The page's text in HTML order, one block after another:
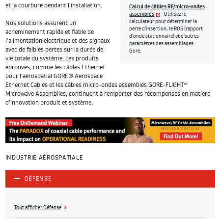
Calcul de câbles RF/micro-ondes
assemblés
- Utilisez le
calculateur pour déterminer la
perte d'insertion, le ROS (rapport
d'onde stationnaire) et d'autres
paramètres des assemblages
Gore.
et la courbure pendant l'installation.
Nos solutions assurent un
acheminement rapide et fiable de
l'alimentation électrique et des signaux
avec de faibles pertes sur la durée de
vie totale du système. Les produits
éprouvés, comme les câbles Ethernet
pour l'aérospatial GORE® Aerospace
Ethernet Cables et les câbles micro-ondes assemblés GORE-FLIGHT™
Microwave Assemblies, continuent à remporter des récompenses en matière
d'innovation produit et système.
INDUSTRIE AÉROSPATIALE
DÉFENSE
Tout afficher Défense